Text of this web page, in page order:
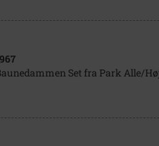
Set fra Park Alle/